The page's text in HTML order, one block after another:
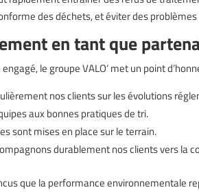
des déchets, et éviter des problèmes
en tant que
le groupe VALO’ met un point
nos clients sur les évolutions
aux bonnes pratiques de tri.
sont mises en place sur le terrain.
durablement nos clients vers la
que la performance environnementale